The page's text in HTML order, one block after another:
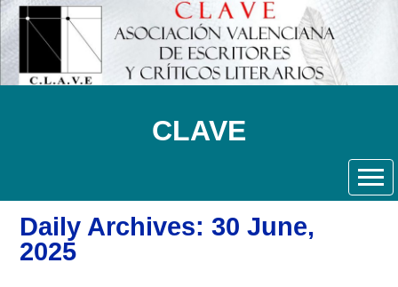
CLAVE
Daily Archives: 30 June,
2025